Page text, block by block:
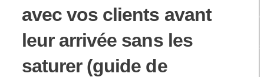
avec vos clients avant
leur arrivée sans les
saturer (guide de